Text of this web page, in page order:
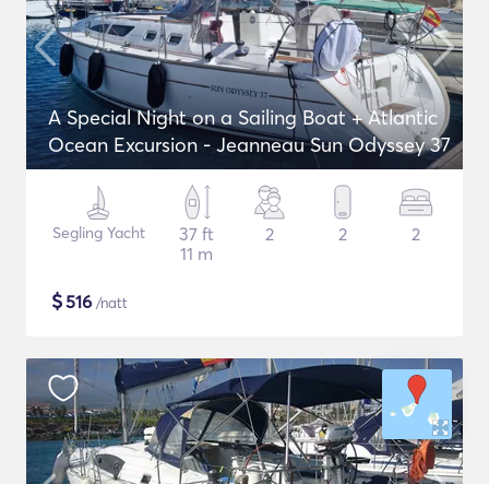
A Special Night on a Sailing Boat + Atlantic
Ocean Excursion - Jeanneau Sun Odyssey 37
Segling Yacht
37 ft
11 m
2 2 2
$516 /natt